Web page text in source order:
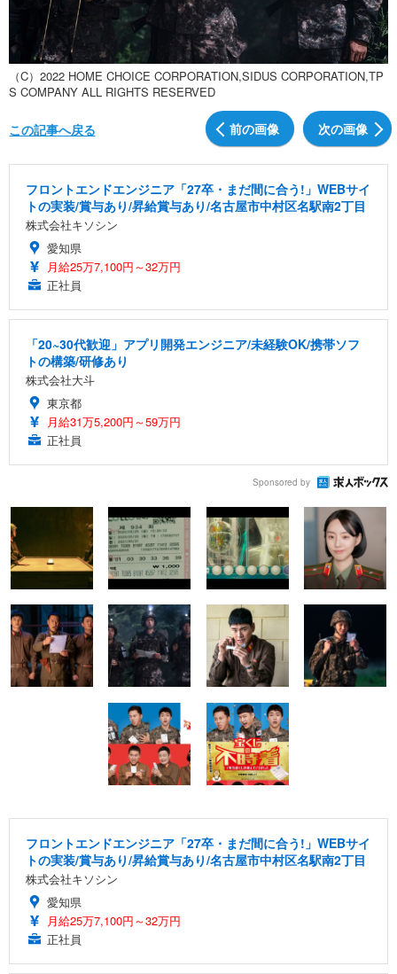
（C）2022 HOME CHOICE CORPORATION,SIDUS CORPORATION,TP
S COMPANY ALL RIGHTS RESERVED
前の画像 次の画像
この記事へ戻る
フロントエンドエンジニア「27卒・まだ間に合う!」WEBサイ
トの実装/賞与あり/昇給賞与あり/名古屋市中村区名駅南2丁目
株式会社キソシン
愛知県
月給25万7,100円～32万円
正社員
「20~30代歓迎」アプリ開発エンジニア/未経験OK/携帯ソフ
トの構築/研修あり
株式会社大斗
東京都
月給31万5,200円～59万円
正社員
Sponsored by
フロントエンドエンジニア「27卒・まだ間に合う!」WEBサイ
トの実装/賞与あり/昇給賞与あり/名古屋市中村区名駅南2丁目
株式会社キソシン
愛知県
月給25万7,100円～32万円
正社員